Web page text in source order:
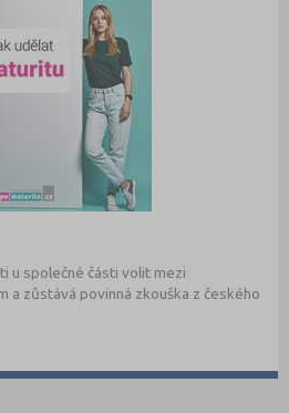
u společné části volit mezi
a zůstává povinná zkouška z českého